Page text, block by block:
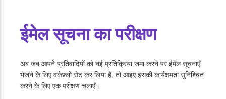
ईमेल सूचना का परीक्षण
अब जब आपने प्रतिवादियों को नई प्रतिक्रिया जमा करने पर ईमेल सूचनाएँ
भेजने के लिए वर्कफ़्लो सेट कर लिया है, तो आइए इसकी कार्यक्षमता सुनिश्चित
करने के लिए एक परीक्षण चलाएँ।